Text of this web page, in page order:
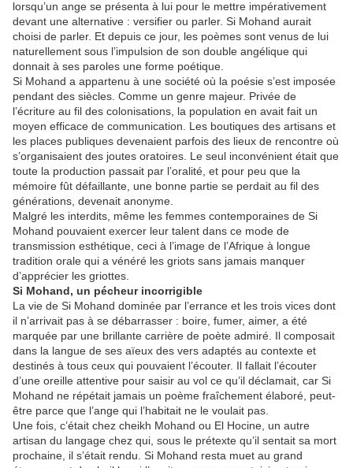
lorsqu’un ange se présenta à lui pour le mettre impérativement
devant une alternative : versifier ou parler. Si Mohand aurait
choisi de parler. Et depuis ce jour, les poèmes sont venus de lui
naturellement sous l’impulsion de son double angélique qui
donnait à ses paroles une forme poétique.
Si Mohand a appartenu à une société où la poésie s’est imposée
pendant des siècles. Comme un genre majeur. Privée de
l’écriture au fil des colonisations, la population en avait fait un
moyen efficace de communication. Les boutiques des artisans et
les places publiques devenaient parfois des lieux de rencontre où
s’organisaient des joutes oratoires. Le seul inconvénient était que
toute la production passait par l’oralité, et pour peu que la
mémoire fût défaillante, une bonne partie se perdait au fil des
générations, devenait anonyme.
Malgré les interdits, même les femmes contemporaines de Si
Mohand pouvaient exercer leur talent dans ce mode de
transmission esthétique, ceci à l’image de l’Afrique à longue
tradition orale qui a vénéré les griots sans jamais manquer
d’apprécier les griottes.
Si Mohand, un pécheur incorrigible
La vie de Si Mohand dominée par l’errance et les trois vices dont
il n’arrivait pas à se débarrasser : boire, fumer, aimer, a été
marquée par une brillante carrière de poète admiré. Il composait
dans la langue de ses aïeux des vers adaptés au contexte et
destinés à tous ceux qui pouvaient l’écouter. Il fallait l’écouter
d’une oreille attentive pour saisir au vol ce qu’il déclamait, car Si
Mohand ne répétait jamais un poème fraîchement élaboré, peut-
être parce que l’ange qui l’habitait ne le voulait pas.
Une fois, c’était chez cheikh Mohand ou El Hocine, un autre
artisan du langage chez qui, sous le prétexte qu’il sentait sa mort
prochaine, il s’était rendu. Si Mohand resta muet au grand